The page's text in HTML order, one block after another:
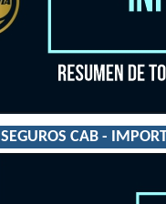
SEGUROS CAB -